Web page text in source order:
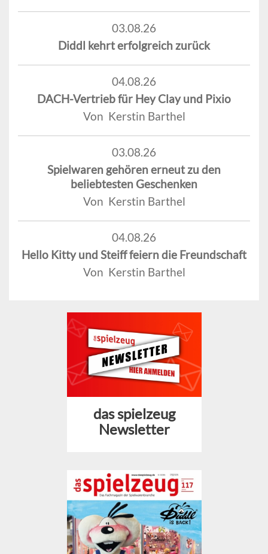
03.08.26
Diddl kehrt erfolgreich zurück
04.08.26
DACH-Vertrieb für Hey Clay und Pixio
Von Kerstin Barthel
03.08.26
Spielwaren gehören erneut zu den
beliebtesten Geschenken
Von Kerstin Barthel
04.08.26
Hello Kitty und Steiff feiern die Freundschaft
Von Kerstin Barthel
das spielzeug
Newsletter